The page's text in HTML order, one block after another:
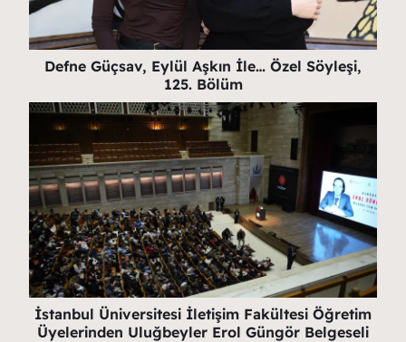
Defne Güçsav, Eylül Aşkın İle… Özel Söyleşi,
125. Bölüm
İstanbul Üniversitesi İletişim Fakültesi Öğretim
Üyelerinden Uluğbeyler Erol Güngör Belgeseli